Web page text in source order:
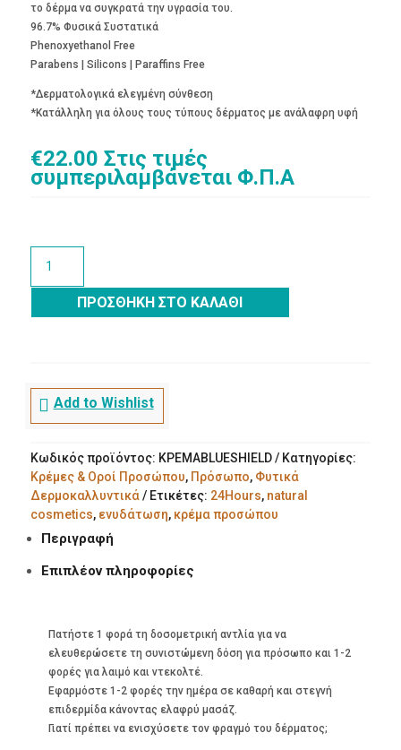
το δέρμα να συγκρατά την υγρασία του.
96.7% Φυσικά Συστατικά
Phenoxyethanol Free
Parabens | Silicons | Paraffins Free
*Δερματολογικά ελεγμένη σύνθεση
*Κατάλληλη για όλους τους τύπους δέρματος με ανάλαφρη υφή
€22.00 Στις τιμές
συμπεριλαμβάνεται Φ.Π.Α
SHIELD™
|
ΑΠΟ
ΜΠΛΕ
ΑΚΤΙΝΟΒΟΛΙΑ
ΠΡΟΣΘΉΚΗ ΣΤΟ ΚΑΛΆΘΙ
Add to Wishlist
Κωδικός προϊόντος: ΚΡΕΜΑBLUESHIELD
Κατηγορίες:
Κρέμες & Οροί Προσώπου, Πρόσωπο, Φυτικά
Δερμοκαλλυντικά
Ετικέτες: 24Hours, natural
cosmetics, ενυδάτωση, κρέμα προσώπου
Περιγραφή
Επιπλέον πληροφορίες
Πατήστε 1 φορά τη δοσομετρική αντλία για να
ελευθερώσετε τη συνιστώμενη δόση για πρόσωπο και 1-2
φορές για λαιμό και ντεκολτέ.
Εφαρμόστε 1-2 φορές την ημέρα σε καθαρή και στεγνή
επιδερμίδα κάνοντας ελαφρύ μασάζ.
Γιατί πρέπει να ενισχύσετε τον φραγμό του δέρματος;